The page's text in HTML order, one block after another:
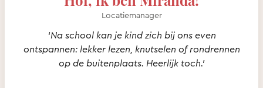
Locatiemanager
‘Na school kan je kind zich bij ons even
ontspannen: lekker lezen, knutselen of rondrennen
op de buitenplaats. Heerlijk toch.’